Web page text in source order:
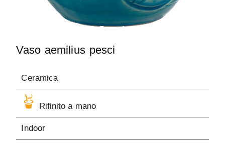
Vaso aemilius pesci
Ceramica
Rifinito a mano
Indoor